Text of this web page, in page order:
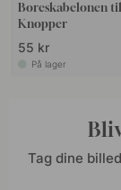
Boreskabelonen
Knopper
55 kr
På lager
Tag dine